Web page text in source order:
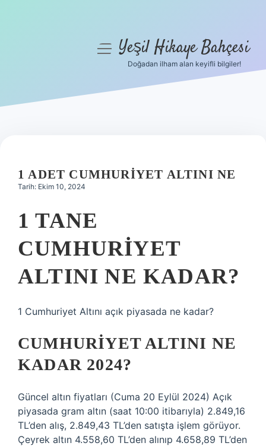
Hakkımızda
menüyüYeşil Hikaye Bahçesi
Doğadan ilham alan keyifli bilgiler!
1 ADET CUMHURIYET ALTINI NE
Tarih: Ekim 10, 2024
1 TANE
CUMHURIYET
ALTINI NE KADAR?
1 Cumhuriyet Altını açık piyasada ne kadar?
CUMHURIYET ALTINI NE
KADAR 2024?
Güncel altın fiyatları (Cuma 20 Eylül 2024) Açık
piyasada gram altın (saat 10:00 itibarıyla) 2.849,16
TL’den alış, 2.849,43 TL’den satışta işlem görüyor.
Çeyrek altın 4.558,60 TL’den alınıp 4.658,89 TL’den